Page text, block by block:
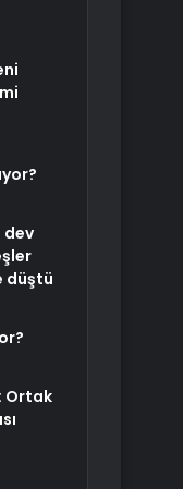
dev
düştü
Ortak